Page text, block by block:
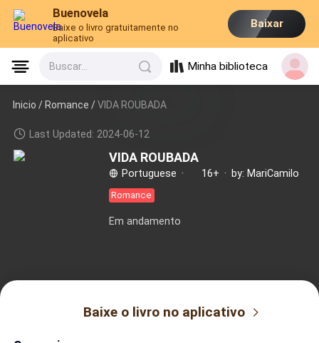
Buenovela
Baixe o livro gratuitamente no
aplicativo
Baixar
Buscar... Minha biblioteca
Inicio /Romance /VIDA ROUBADA
Last Updated: 2024-06-12
VIDA ROUBADA
Portuguese · 16+ · by: MariCamilo
Romance
Em andamento
Baixe o livro no aplicativo